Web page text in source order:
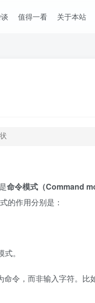
值得一看 关于本站
命令模式（Command
的作用分别是：
。
令，而非输入字符。